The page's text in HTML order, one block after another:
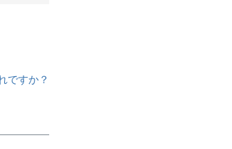
ですか？